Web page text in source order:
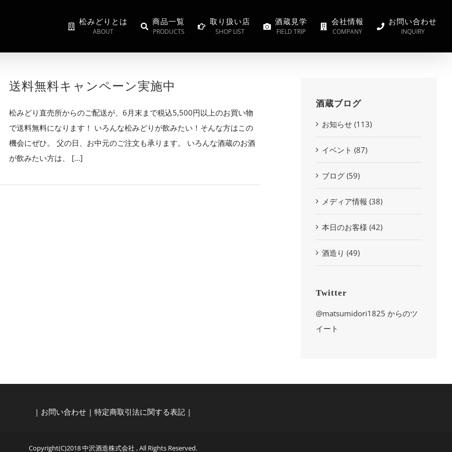
松みどりとは
ABOUT
商品一覧
PRODUCTS
取り扱い店
SHOP LIST
酒蔵見学
FIELD TRIP
会社情報
COMPANY
お問い合わせ
INQUIRY
送料無料キャンペーン実施中
松みどり直売所からのご配送が、6月末まで税込5,500円以上のお買い物
で送料無料になります！ いろんな松みどりが飲みたい！そんな方はこの
機会にぜひ。 父の日、お中元のご注文も承ります。 いろんな酒蔵のお酒
が飲みたい方は、 [...]
酒蔵ブログ
お知らせ (113)
イベント (87)
ブログ (59)
メディア情報 (38)
本日のお客様 (42)
酒造り (49)
Twitter
@matsumidori1825 からのツ
イート
| お問い合わせ | 特定商取引法に関する表記 |
Copyright(C)2018 中沢酒造株式会社 , All Rights Reserved.